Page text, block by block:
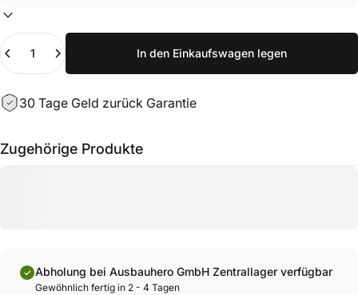
Anzahl
In den Einkaufswagen legen
30 Tage Geld zurück Garantie
Zugehörige Produkte
Abholung bei Ausbauhero GmbH Zentrallager verfügbar
Gewöhnlich fertig in 2 - 4 Tagen